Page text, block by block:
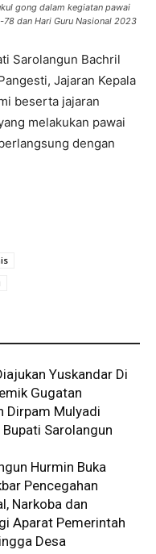
gong dalam kegiatan pawai
dan Hari Guru Nasional 2023
Sarolangun Bachril
Jajaran Kepala
beserta jajaran
melakukan pawai
dengan
Yuskandar Di
Gugatan
Dirpam Mulyadi
Sarolangun
Hurmin Buka
Pencegahan
Narkoba dan
Aparat Pemerintah
Desa